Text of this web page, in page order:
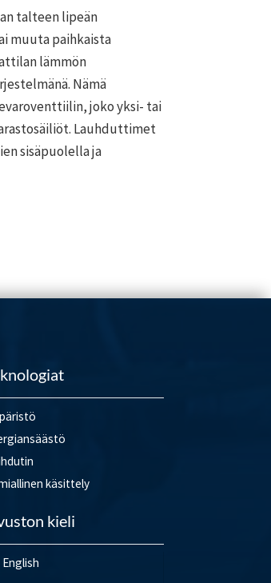
talteen lipeän
muuta paihkaista
lämmön
Nämä
joko yksi- tai
Lauhduttimet
sisäpuolella ja
käsittely
kieli
English